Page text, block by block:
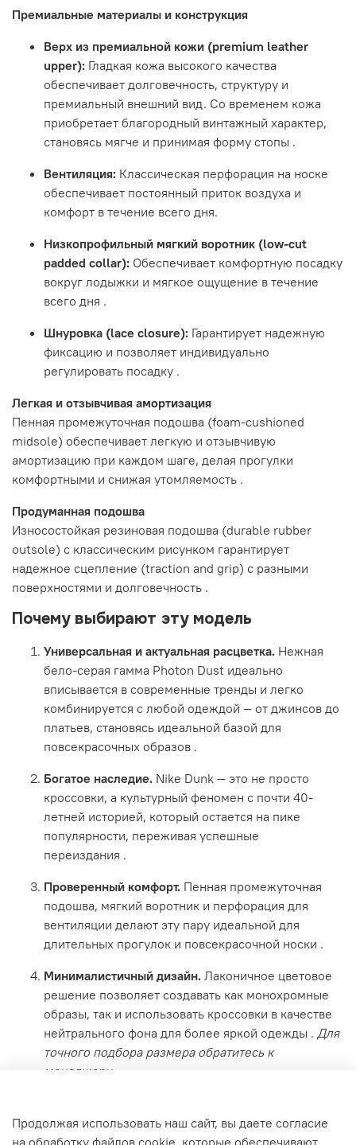
Премиальные материалы и конструкция
Верх из премиальной кожи (premium leather
upper): Гладкая кожа высокого качества
обеспечивает долговечность, структуру и
премиальный внешний вид. Со временем кожа
приобретает благородный винтажный характер,
становясь мягче и принимая форму стопы .
Вентиляция: Классическая перфорация на носке
обеспечивает постоянный приток воздуха и
комфорт в течение всего дня.
Низкопрофильный мягкий воротник (low-cut
padded collar): Обеспечивает комфортную посадку
вокруг лодыжки и мягкое ощущение в течение
всего дня .
Шнуровка (lace closure): Гарантирует надежную
фиксацию и позволяет индивидуально
регулировать посадку .
Легкая и отзывчивая амортизация
Пенная промежуточная подошва (foam-cushioned
midsole) обеспечивает легкую и отзывчивую
амортизацию при каждом шаге, делая прогулки
комфортными и снижая утомляемость .
Продуманная подошва
Износостойкая резиновая подошва (durable rubber
outsole) с классическим рисунком гарантирует
надежное сцепление (traction and grip) с разными
поверхностями и долговечность .
Почему выбирают эту модель
Универсальная и актуальная расцветка. Нежная
бело-серая гамма Photon Dust идеально
вписывается в современные тренды и легко
комбинируется с любой одеждой — от джинсов до
платьев, становясь идеальной базой для
повсекрасочных образов .
Богатое наследие. Nike Dunk — это не просто
кроссовки, а культурный феномен с почти 40-
летней историей, который остается на пике
популярности, переживая успешные
переиздания .
Проверенный комфорт. Пенная промежуточная
подошва, мягкий воротник и перфорация для
вентиляции делают эту пару идеальной для
длительных прогулок и повсекрасочной носки .
Минималистичный дизайн. Лаконичное цветовое
решение позволяет создавать как монохромные
образы, так и использовать кроссовки в качестве
нейтрального фона для более яркой одежды . Для
точного подбора размера обратитесь к
менеджеру.
Характеристики
Продолжая использовать наш сайт, вы даете согласие